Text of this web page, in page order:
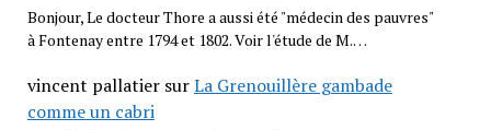
Bonjour, Le docteur Thore a aussi été "médecin des pauvres"
à Fontenay entre 1794 et 1802. Voir l'étude de M.…
vincent pallatiersurLa Grenouillère gambade
comme un cabri